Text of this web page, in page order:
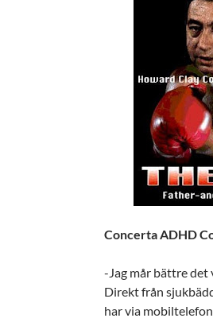
Concerta ADHD
-Jag mår bättre det
Direkt från
har via